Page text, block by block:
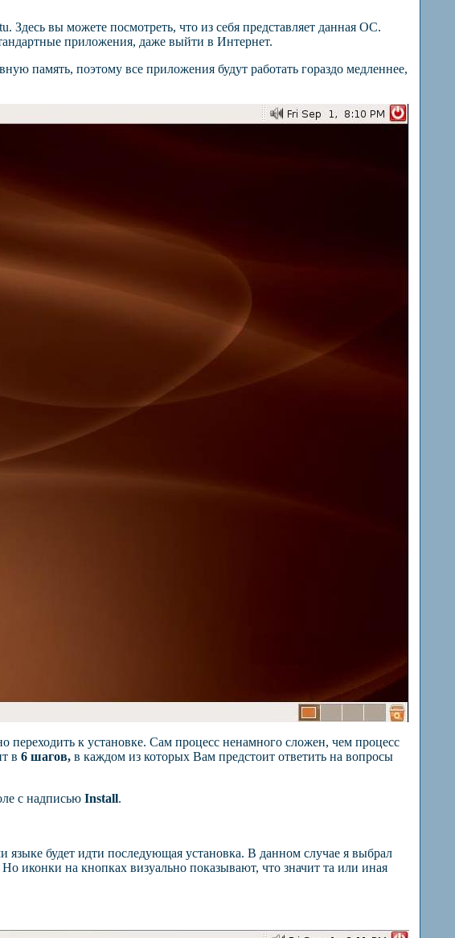
. Здесь вы можете посмотреть, что из себя представляет данная ОС.
приложения, даже выйти в Интернет.
память, поэтому все приложения будут работать гораздо медленнее,
переходить к установке. Сам процесс ненамного сложен, чем процесс
в 6 шагов, в каждом из которых Вам предстоит ответить на вопросы
с надписью Install.
будет идти последующая установка. В данном случае я выбрал
иконки на кнопках визуально показывают, что значит та или иная